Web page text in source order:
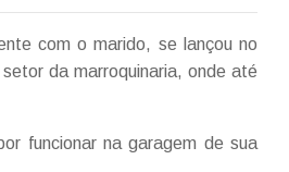
com o marido, se lançou no
da marroquinaria, onde até
funcionar na garagem de sua